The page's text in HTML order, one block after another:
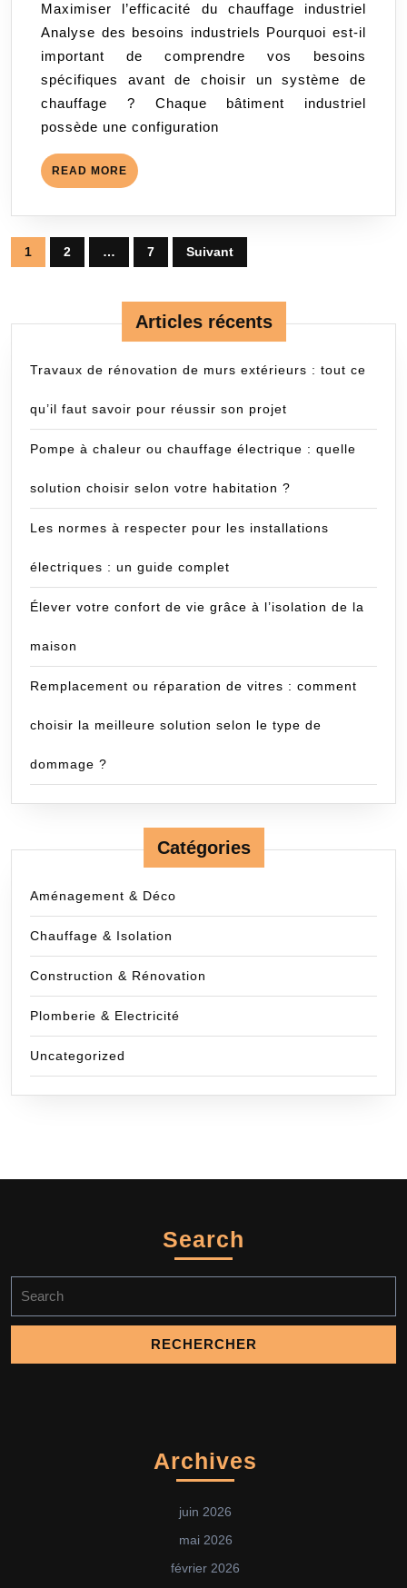
de
chauffage
industriel
performant
et
adapté
Maximiser l’efficacité du chauffage industriel
Analyse des besoins industriels Pourquoi est-il
important de comprendre vos besoins
spécifiques avant de choisir un système de
chauffage ? Chaque bâtiment industriel
possède une configuration
READ MORE READ
MORE
Pagination
des
publications
1 2 … 7 Suivant
Articles récents
Travaux de rénovation de murs extérieurs : tout ce
qu’il faut savoir pour réussir son projet
Pompe à chaleur ou chauffage électrique : quelle
solution choisir selon votre habitation ?
Les normes à respecter pour les installations
électriques : un guide complet
Élever votre confort de vie grâce à l’isolation de la
maison
Remplacement ou réparation de vitres : comment
choisir la meilleure solution selon le type de
dommage ?
Catégories
Aménagement & Déco
Chauffage & Isolation
Construction & Rénovation
Plomberie & Electricité
Uncategorized
Search
for:
Archives
juin 2026
mai 2026
février 2026